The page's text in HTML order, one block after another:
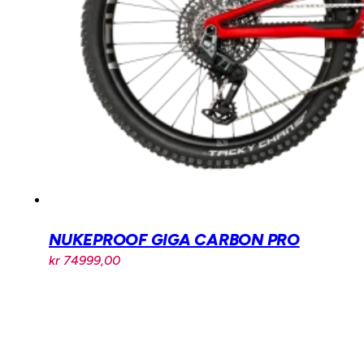
NUKEPROOF GIGA CARBON PRO
kr 74999,00